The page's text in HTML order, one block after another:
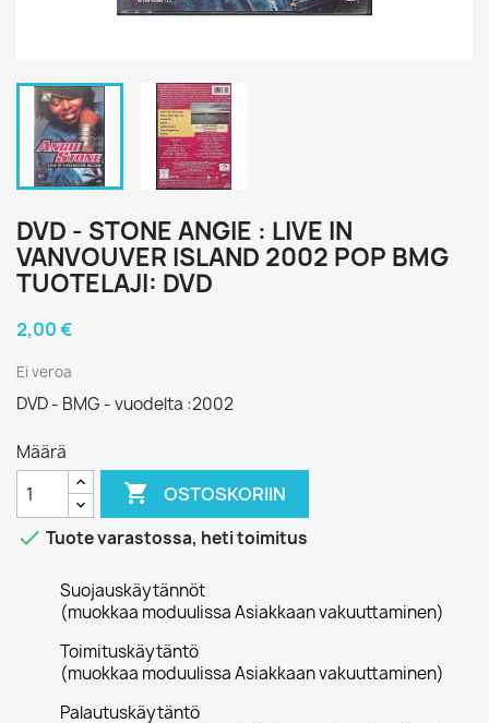
DVD - STONE ANGIE : LIVE IN
VANVOUVER ISLAND 2002 POP BMG
TUOTELAJI: DVD
2,00 €
Ei veroa
DVD - BMG - vuodelta :2002
Määrä
 OSTOSKORIIN
 Tuote varastossa, heti toimitus
Suojauskäytännöt
(muokkaa moduulissa Asiakkaan vakuuttaminen)
Toimituskäytäntö
(muokkaa moduulissa Asiakkaan vakuuttaminen)
Palautuskäytäntö